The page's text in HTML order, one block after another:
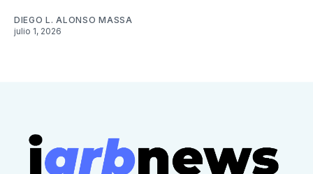
DIEGO L. ALONSO MASSA
julio 1, 2026